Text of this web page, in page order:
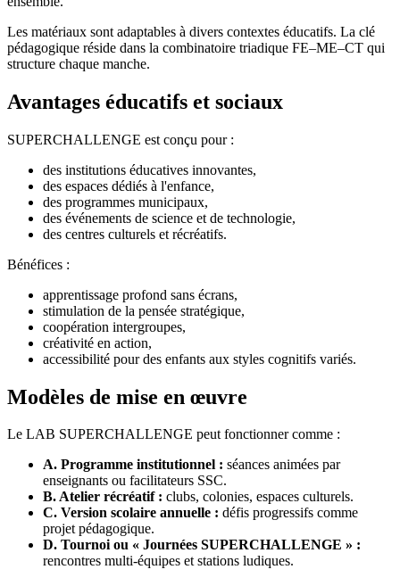
Les matériaux sont adaptables à divers contextes éducatifs. La clé
pédagogique réside dans la combinatoire triadique FE–ME–CT qui
structure chaque manche.
Avantages éducatifs et sociaux
SUPERCHALLENGE est conçu pour :
des institutions éducatives innovantes,
des espaces dédiés à l'enfance,
des programmes municipaux,
des événements de science et de technologie,
des centres culturels et récréatifs.
Bénéfices :
apprentissage profond sans écrans,
stimulation de la pensée stratégique,
coopération intergroupes,
créativité en action,
accessibilité pour des enfants aux styles cognitifs variés.
Modèles de mise en œuvre
Le LAB SUPERCHALLENGE peut fonctionner comme :
A. Programme institutionnel : séances animées par
enseignants ou facilitateurs SSC.
B. Atelier récréatif : clubs, colonies, espaces culturels.
C. Version scolaire annuelle : défis progressifs comme
projet pédagogique.
D. Tournoi ou « Journées SUPERCHALLENGE » :
rencontres multi-équipes et stations ludiques.